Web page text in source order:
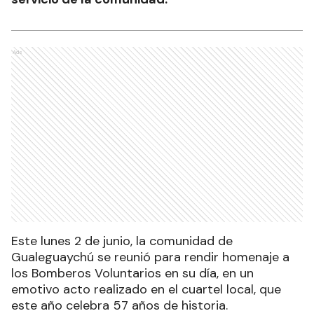
Ads
Este lunes 2 de junio, la comunidad de
Gualeguaychú se reunió para rendir homenaje a
los Bomberos Voluntarios en su día, en un
emotivo acto realizado en el cuartel local, que
este año celebra 57 años de historia.